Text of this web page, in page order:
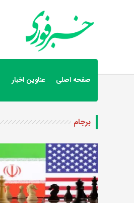
صفحه اصلی عناوین اخبار
برجام